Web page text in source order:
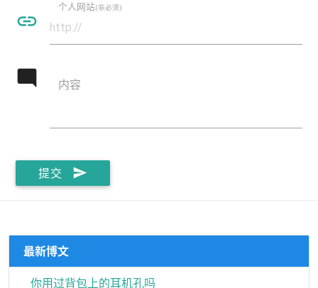
insert_link
个人网站(非必须)
mode_comment 内容
提交 send
最新博文
你用过背包上的耳机孔吗